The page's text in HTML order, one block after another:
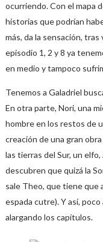
ocurriendo. Con el mapa
historias que podrían
más, da la sensación,
episodio 1, 2 y 8 ya
en medio y tampoco
Tenemos a Galadriel
En otra parte, Nori, una
hombre en los restos de
creación de una gran
las tierras del Sur, un
descubren que quizá la
sale Theo, que tiene que
espada cutre). Y así,
alargando los capítulos.